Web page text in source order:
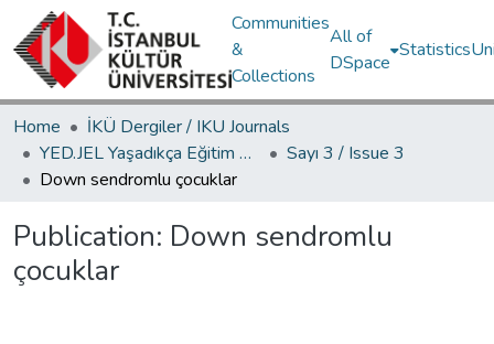
Communities
&
Collections
All of
DSpace
Statistics
Home
İKÜ Dergiler / IKU Journals
YED.JEL Yaşadıkça Eğitim Dergisi / Journal of Education For Life
Sayı 3 / Issue 3
Down sendromlu çocuklar
Publication: Down sendromlu
çocuklar